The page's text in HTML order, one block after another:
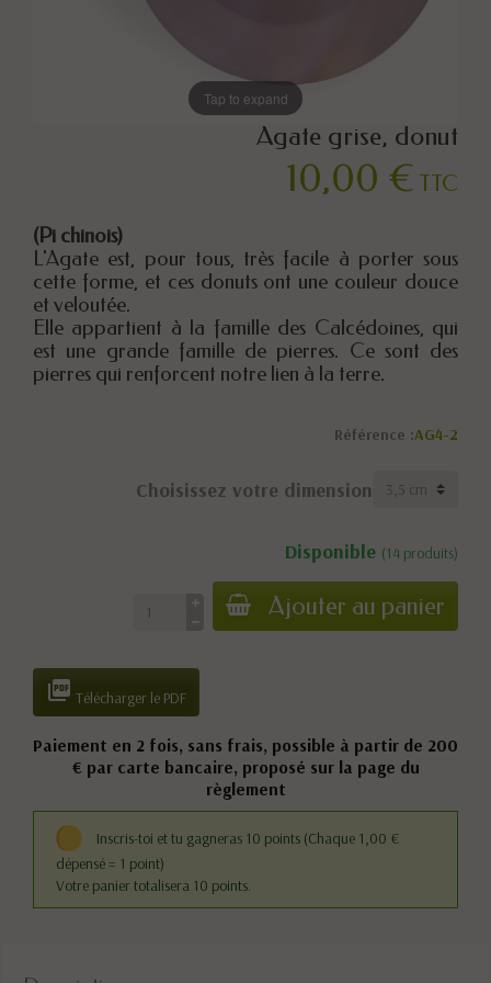
Tap to expand
Agate grise, donut
10,00 € TTC
(Pi chinois)
L'Agate est, pour tous, très facile à porter sous
cette forme, et ces donuts ont une couleur douce
et veloutée.
Elle appartient à la famille des Calcédoines, qui
est une grande famille de pierres. Ce sont des
pierres qui renforcent notre lien à la terre.
Référence :AG4-2
Choisissez votre dimension
Disponible (14 produits)
Ajouter au panier
 Télécharger le PDF
Paiement en 2 fois, sans frais, possible à partir de 200
€ par carte bancaire, proposé sur la page du
règlement
Inscris-toi et tu gagneras 10 points (Chaque 1,00 €
dépensé = 1 point)
Votre panier totalisera 10 points.